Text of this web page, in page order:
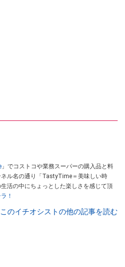
」でコストコや業務スーパーの購入品と料
ル名の通り「TastyTime＝美味しい時
活の中にちょっとした楽しさを感じて頂
！
このイチオシストの他の記事を読む